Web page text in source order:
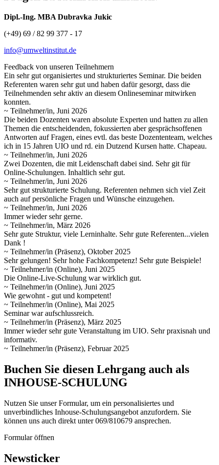
Dipl.-Ing. MBA Dubravka Jukic
(+49) 69 / 82 99 377 - 17
info@umweltinstitut.de
Feedback von unseren Teilnehmern
Ein sehr gut organisiertes und strukturiertes Seminar. Die beiden
Referenten waren sehr gut und haben dafür gesorgt, dass die
Teilnehmenden sehr aktiv an diesem Onlineseminar mitwirken
konnten.
~ Teilnehmer/in, Juni 2026
Die beiden Dozenten waren absolute Experten und hatten zu allen
Themen die entscheidenden, fokussierten aber gesprächsoffenen
Antworten auf Fragen, eines evtl. das beste Dozententeam, welches
ich in 15 Jahren UIO und rd. ein Dutzend Kursen hatte. Chapeau.
~ Teilnehmer/in, Juni 2026
Zwei Dozenten, die mit Leidenschaft dabei sind. Sehr git für
Online-Schulungen. Inhaltlich sehr gut.
~ Teilnehmer/in, Juni 2026
Sehr gut strukturierte Schulung. Referenten nehmen sich viel Zeit
auch auf persönliche Fragen und Wünsche einzugehen.
~ Teilnehmer/in, Juni 2026
Immer wieder sehr gerne.
~ Teilnehmer/in, März 2026
Sehr gute Struktur, viele Lerninhalte. Sehr gute Referenten...vielen
Dank !
~ Teilnehmer/in (Präsenz), Oktober 2025
Sehr gelungen! Sehr hohe Fachkompetenz! Sehr gute Beispiele!
~ Teilnehmer/in (Online), Juni 2025
Die Online-Live-Schulung war wirklich gut.
~ Teilnehmer/in (Online), Juni 2025
Wie gewohnt - gut und kompetent!
~ Teilnehmer/in (Online), Mai 2025
Seminar war aufschlussreich.
~ Teilnehmer/in (Präsenz), März 2025
Immer wieder sehr gute Veranstaltung im UIO. Sehr praxisnah und
informativ.
~ Teilnehmer/in (Präsenz), Februar 2025
Buchen Sie diesen Lehrgang auch als
INHOUSE-SCHULUNG
Nutzen Sie unser Formular, um ein personalisiertes und
unverbindliches Inhouse-Schulungs­angebot anzufordern. Sie
können uns auch direkt unter 069/810679 ansprechen.
Formular öffnen
Newsticker